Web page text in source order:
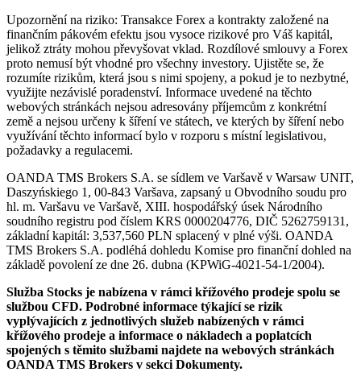
Upozornění na riziko: Transakce Forex a kontrakty založené na
finančním pákovém efektu jsou vysoce rizikové pro Váš kapitál,
jelikož ztráty mohou převyšovat vklad. Rozdílové smlouvy a Forex
proto nemusí být vhodné pro všechny investory. Ujistěte se, že
rozumíte rizikům, která jsou s nimi spojeny, a pokud je to nezbytné,
využijte nezávislé poradenství. Informace uvedené na těchto
webových stránkách nejsou adresovány příjemcům z konkrétní
země a nejsou určeny k šíření ve státech, ve kterých by šíření nebo
využívání těchto informací bylo v rozporu s místní legislativou,
požadavky a regulacemi.
OANDA TMS Brokers S.A. se sídlem ve Varšavě v Warsaw UNIT,
Daszyńskiego 1, 00-843 Varšava, zapsaný u Obvodního soudu pro
hl. m. Varšavu ve Varšavě, XIII. hospodářský úsek Národního
soudního registru pod číslem KRS 0000204776, DIČ 5262759131,
základní kapitál: 3,537,560 PLN splacený v plné výši. OANDA
TMS Brokers S.A. podléhá dohledu Komise pro finanční dohled na
základě povolení ze dne 26. dubna (KPWiG-4021-54-1/2004).
Služba Stocks je nabízena v rámci křížového prodeje spolu se
službou CFD. Podrobné informace týkající se rizik
vyplývajících z jednotlivých služeb nabízených v rámci
křížového prodeje a informace o nákladech a poplatcích
spojených s těmito službami najdete na webových stránkách
OANDA TMS Brokers v sekci Dokumenty.